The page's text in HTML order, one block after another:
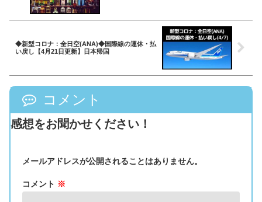
◆新型コロナ：全日空(ANA)◆国際線の運休・払
い戻し【4月21日更新】日本帰国
コメント
感想をお聞かせください！
メールアドレスが公開されることはありません。
コメント ※